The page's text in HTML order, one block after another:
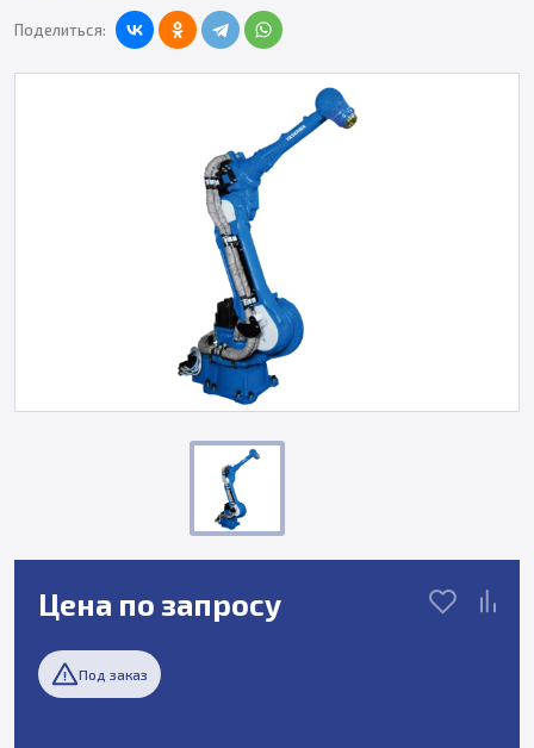
Поделиться:
Цена по запросу
Под заказ